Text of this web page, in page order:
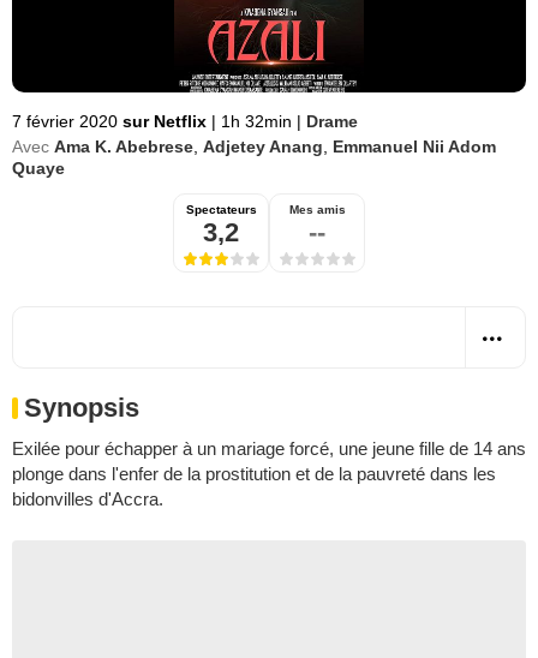
7 février 2020 sur Netflix | 1h 32min | Drame
Avec Ama K. Abebrese Adjetey Anang
Emmanuel Nii Adom
Quaye
Spectateurs
3,2
Mes amis
--
Synopsis
Exilée pour échapper à un mariage forcé, une jeune fille de 14 ans
plonge dans l'enfer de la prostitution et de la pauvreté dans les
bidonvilles d'Accra.